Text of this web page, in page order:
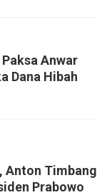
Anwar
Dana Hibah
Anton Timbang
Prabowo